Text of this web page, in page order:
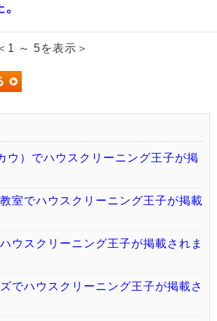
1 ～ 5を表示＞
ウ）でハウスクリーニング王子が掲
室でハウスクリーニング王子が掲載
ウスクリーニング王子が掲載されま
でハウスクリーニング王子が掲載さ